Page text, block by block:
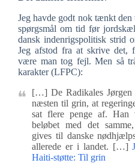
Jeg havde godt nok tænkt den
spørgsmål om tid før
dansk indenrigspolitisk strid
Jeg afstod fra at skrive det,
være man tog fejl. Men så
karakter (LFPC):
[…] De Radikales Jørgen
næsten til grin, at
sat flere penge af. Han
beløbet med det
gives til danske
allerede er i landet. […]
Haiti-støtte: Til grin